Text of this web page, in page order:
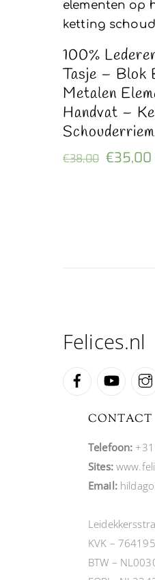
100%
Tasje – Blok
Metalen
Handvat –
Schouderriem
€38,00 €35,00
Felices.nl
Facebook
CONTACT
Telefoon:
Sites:
Email:
KVK –
BTW –